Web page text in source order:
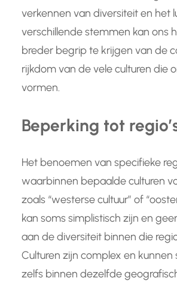
verkennen van diversiteit en het
verschillende stemmen kan ons
breder begrip te krijgen van de
rijkdom van de vele culturen die
vormen.
Beperking tot
Het benoemen van specifieke
waarbinnen bepaalde culturen
zoals “westerse cultuur” of
kan soms simplistisch zijn en
aan de diversiteit binnen die
Culturen zijn complex en kunnen
zelfs binnen dezelfde